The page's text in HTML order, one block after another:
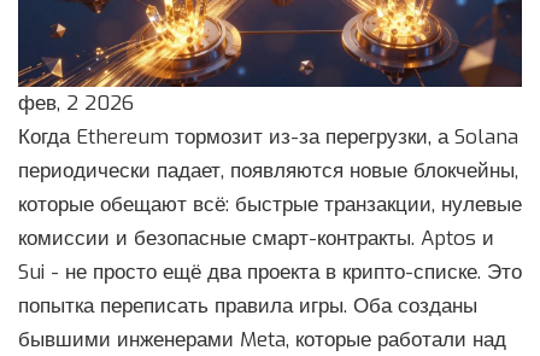
фев, 2 2026
Когда Ethereum тормозит из-за перегрузки, а Solana
периодически падает, появляются новые блокчейны,
которые обещают всё: быстрые транзакции, нулевые
комиссии и безопасные смарт-контракты. Aptos и
Sui - не просто ещё два проекта в крипто-списке. Это
попытка переписать правила игры. Оба созданы
бывшими инженерами Meta, которые работали над